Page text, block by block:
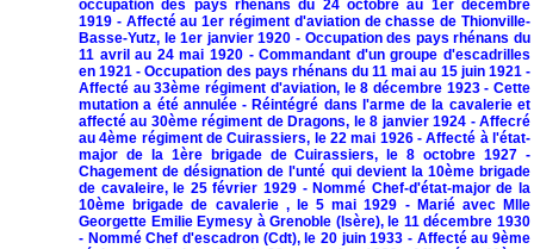
occupation des pays rhénans du 24 octobre au 1er décembre
1919 - Affecté au 1er régiment d'aviation de chasse de Thionville-
Basse-Yutz, le 1er janvier 1920 - Occupation des pays rhénans du
11 avril au 24 mai 1920 - Commandant d'un groupe d'escadrilles
en 1921 - Occupation des pays rhénans du 11 mai au 15 juin 1921 -
Affecté au 33ème régiment d'aviation, le 8 décembre 1923 - Cette
mutation a été annulée - Réintégré dans l'arme de la cavalerie et
affecté au 30ème régiment de Dragons, le 8 janvier 1924 - Affecré
au 4ème régiment de Cuirassiers, le 22 mai 1926 - Affecté à l'état-
major de la 1ère brigade de Cuirassiers, le 8 octobre 1927 -
Chagement de désignation de l'unté qui devient la 10ème brigade
de cavaleire, le 25 février 1929 - Nommé Chef-d'état-major de la
10ème brigade de cavalerie , le 5 mai 1929 - Marié avec Mlle
Georgette Emilie Eymesy à Grenoble (Isère), le 11 décembre 1930
- Nommé Chef d'escadron (Cdt), le 20 juin 1933 - Affecté au 9ème